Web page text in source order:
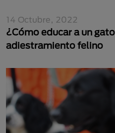
14 Octubre, 2022
¿Cómo educar a un
adiestramiento felino